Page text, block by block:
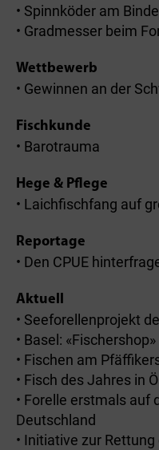
• Spinnköder am
• Gradmesser beim
Wettbewerb
• Gewinnen an der
Fischkunde
• Barotrauma
Hege & Pflege
• Laichfischfang auf
Reportage
• Den CPUE
Aktuell
• Seeforellenprojekt
• Basel:
• Fischen am
• Fisch des Jahres in
• Forelle erstmals auf
Deutschland
• Initiative zur